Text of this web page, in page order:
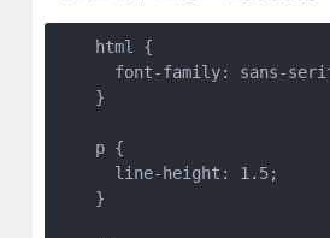
    html {
font-family: sans-
    }
    p {
      line-height: 1.5;
    }